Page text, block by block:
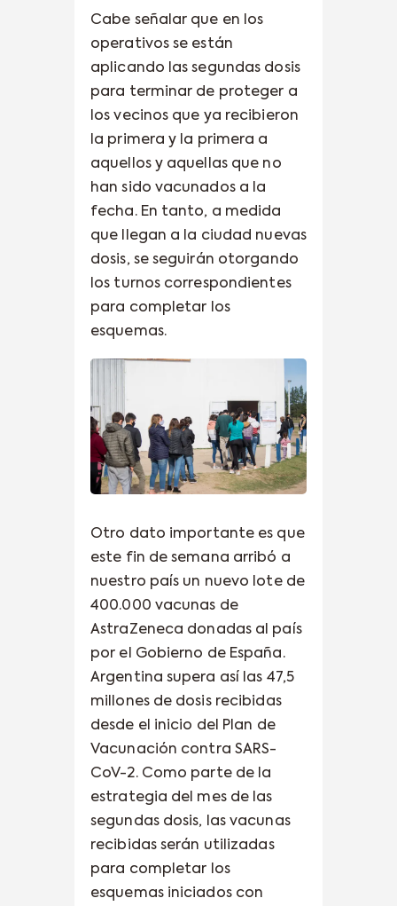
Cabe señalar que en los
operativos se están
aplicando las segundas dosis
para terminar de proteger a
los vecinos que ya recibieron
la primera y la primera a
aquellos y aquellas que no
han sido vacunados a la
fecha. En tanto, a medida
que llegan a la ciudad nuevas
dosis, se seguirán otorgando
los turnos correspondientes
para completar los
esquemas.
Otro dato importante es que
este fin de semana arribó a
nuestro país un nuevo lote de
400.000 vacunas de
AstraZeneca donadas al país
por el Gobierno de España.
Argentina supera así las 47,5
millones de dosis recibidas
desde el inicio del Plan de
Vacunación contra SARS-
CoV-2. Como parte de la
estrategia del mes de las
segundas dosis, las vacunas
recibidas serán utilizadas
para completar los
esquemas iniciados con